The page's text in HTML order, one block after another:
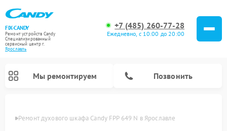
FIX-CANDY
Ремонт устройств Candy
Специализированный
cервисный центр г.
Ярославль
+7 (485) 260-77-28
Ежедневно, с 10:00 до 20:00
Мы ремонтируем Позвонить
Ремонт духового шкафа Candy FPP 649 N в Ярославле